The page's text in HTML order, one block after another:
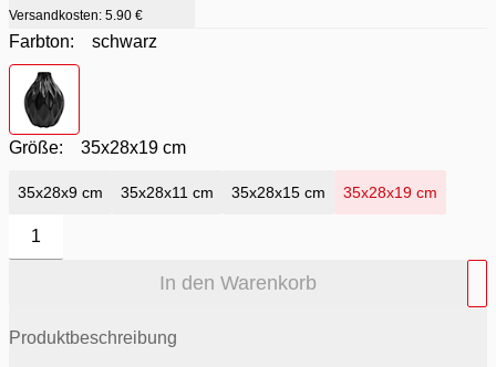
Versandkosten: 5.90 €
Farbton:
schwarz
Farbton
Größe: 35x28x19 cm
35x28x9 cm 35x28x11 cm 35x28x15 cm 35x28x19 cm
1
In den Warenkorb
Produktbeschreibung